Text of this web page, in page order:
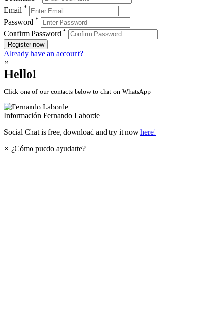
Email *
Password *
Confirm Password *
Register now
Already have an account?
×
Hello!
Click one of our contacts below to chat on WhatsApp
Información Fernando Laborde
Social Chat is free, download and try it now here!
× ¿Cómo puedo ayudarte?